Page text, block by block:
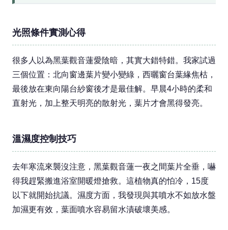
光照條件實測心得
很多人以為黑葉觀音蓮愛陰暗，其實大錯特錯。我家試過
三個位置：北向窗邊葉片變小變綠，西曬窗台葉緣焦枯，
最後放在東向陽台紗窗後才是最佳解。早晨4小時的柔和
直射光，加上整天明亮的散射光，葉片才會黑得發亮。
溫濕度控制技巧
去年寒流來襲沒注意，黑葉觀音蓮一夜之間葉片全垂，嚇
得我趕緊搬進浴室開暖燈搶救。這植物真的怕冷，15度
以下就開始抗議。濕度方面，我發現與其噴水不如放水盤
加濕更有效，葉面噴水容易留水漬破壞美感。